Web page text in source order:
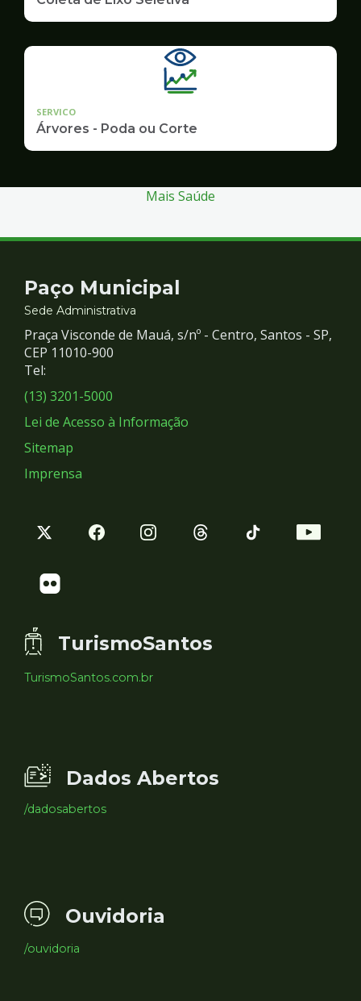
SERVICO
Árvores - Poda ou Corte
Mais Saúde
Contato
e
Redes
Sociais
Paço Municipal
Sede Administrativa
Praça Visconde de Mauá, s/nº - Centro, Santos - SP,
CEP 11010-900
Tel:
(13) 3201-5000
Lei de Acesso à Informação
Sitemap
Imprensa
TurismoSantos
TurismoSantos.com.br
Dados Abertos
/dadosabertos
Ouvidoria
/ouvidoria